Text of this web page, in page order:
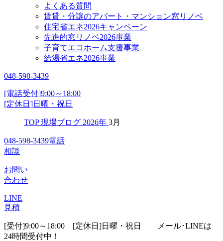
よくある質問
賃貸・分譲のアパート・マンション窓リノベ
住宅省エネ2026キャンペーン
先進的窓リノベ2026事業
子育てエコホーム支援事業
給湯省エネ2026事業
048-598-3439
[電話受付]9:00～18:00
[定休日]日曜・祝日
TOP 現場ブログ 2026年 3月
048-598-3439電話
相談
お問い
合わせ
LINE
見積
[受付]9:00～18:00 [定休日]日曜・祝日
メール･LINEは
24時間受付中！